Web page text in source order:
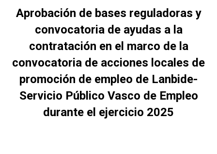
Aprobación de bases reguladoras y
convocatoria de ayudas a la
contratación en el marco de la
convocatoria de acciones locales de
promoción de empleo de Lanbide-
Servicio Público Vasco de Empleo
durante el ejercicio 2025